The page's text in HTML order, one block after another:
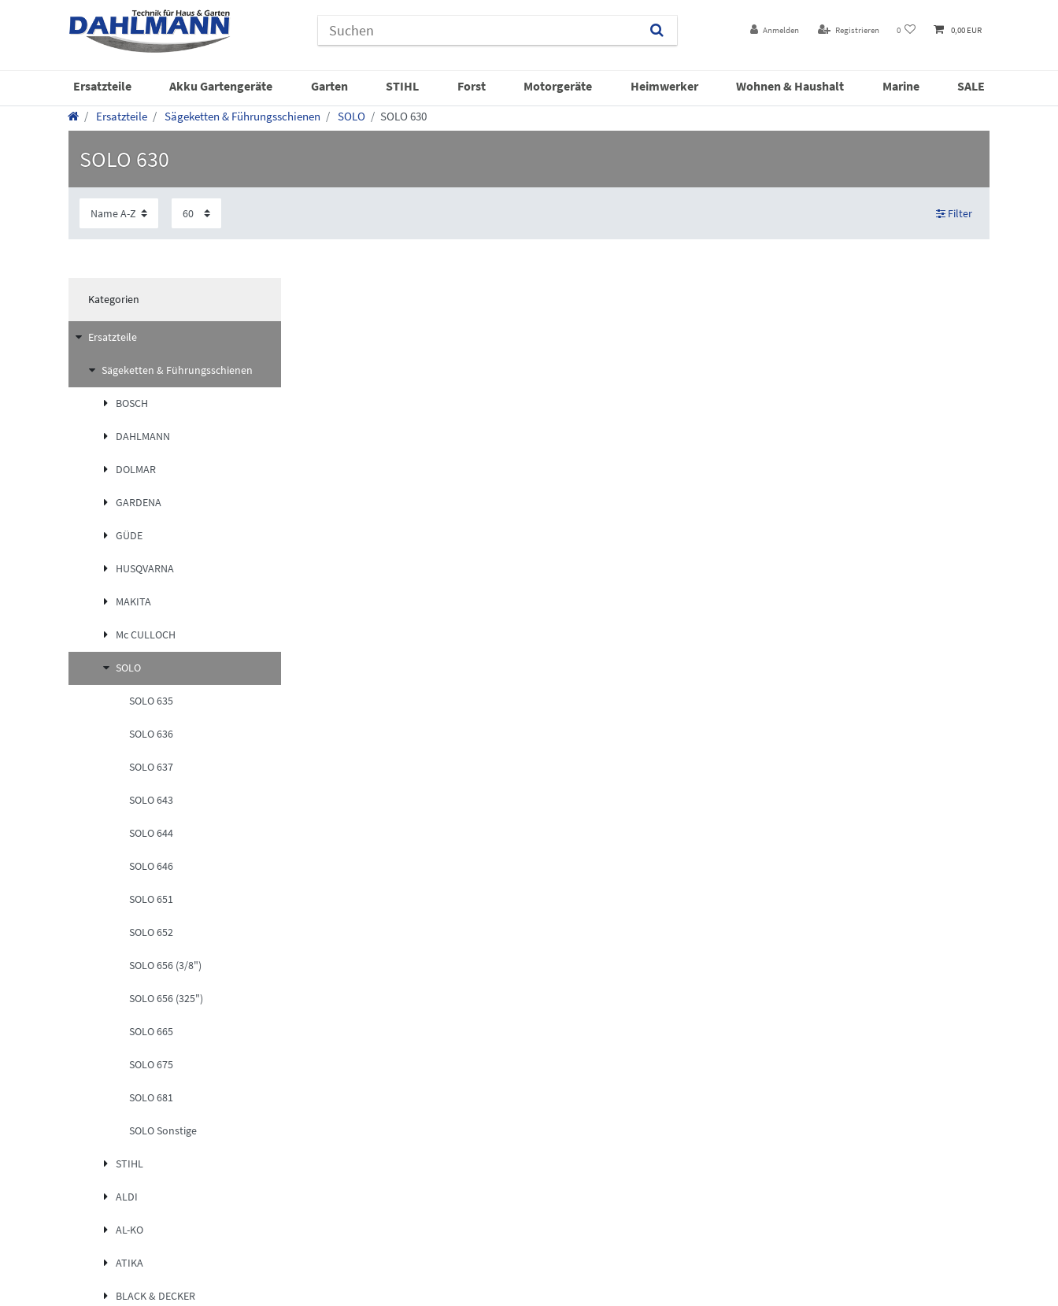
Anmelden Registrieren 0 0,00 EUR
Ersatzteile Akku Gartengeräte Garten STIHL Forst Motorgeräte Heimwerker Wohnen & Haushalt Marine SALE
Ersatzteile Sägeketten & Führungsschienen SOLO SOLO 630
SOLO 630
Filter
Kategorien
Ersatzteile
Sägeketten & Führungsschienen
BOSCH
DAHLMANN
DOLMAR
GARDENA
GÜDE
HUSQVARNA
MAKITA
Mc CULLOCH
SOLO
SOLO 635
SOLO 636
SOLO 637
SOLO 643
SOLO 644
SOLO 646
SOLO 651
SOLO 652
SOLO 656 (3/8")
SOLO 656 (325")
SOLO 665
SOLO 675
SOLO 681
SOLO Sonstige
STIHL
ALDI
AL-KO
ATIKA
BLACK & DECKER